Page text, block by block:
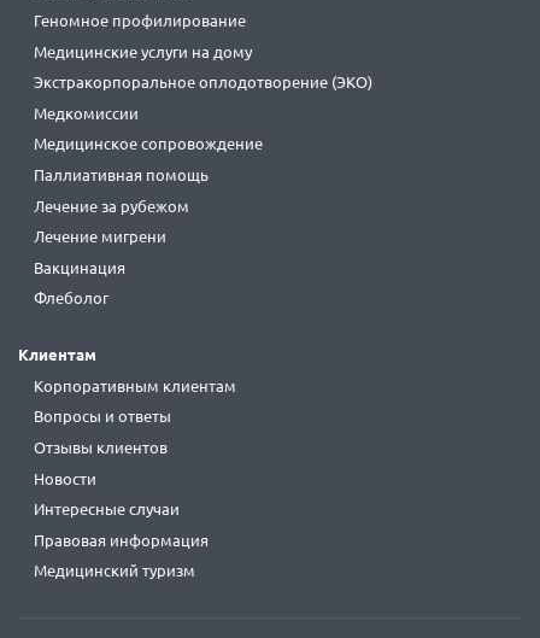
Геномное профилирование
Медицинские услуги на дому
Экстракорпоральное оплодотворение (ЭКО)
Медкомиссии
Медицинское сопровождение
Паллиативная помощь
Лечение за рубежом
Лечение мигрени
Вакцинация
Флеболог
Клиентам
Корпоративным клиентам
Вопросы и ответы
Отзывы клиентов
Новости
Интересные случаи
Правовая информация
Медицинский туризм